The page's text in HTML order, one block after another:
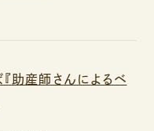
助産師さんによるベ